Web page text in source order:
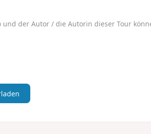
der Autor / die Autorin dieser Tour